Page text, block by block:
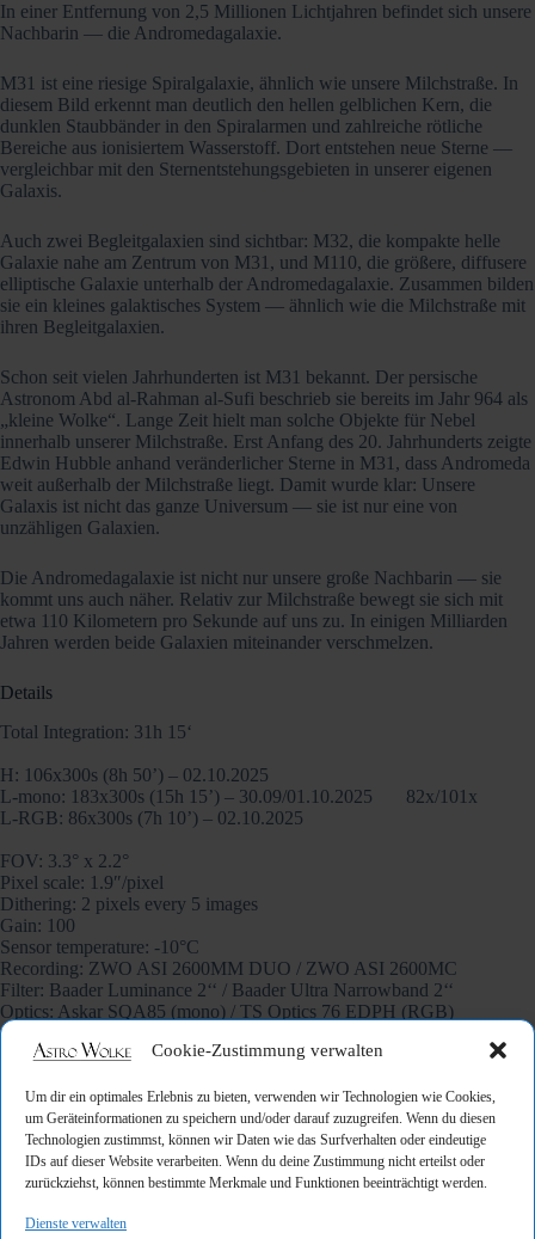
Cookie-Zustimmung verwalten
Um dir ein optimales Erlebnis zu bieten, verwenden wir Technologien wie Cookies,
um Geräteinformationen zu speichern und/oder darauf zuzugreifen. Wenn du diesen
Technologien zustimmst, können wir Daten wie das Surfverhalten oder eindeutige
IDs auf dieser Website verarbeiten. Wenn du deine Zustimmung nicht erteilst oder
zurückziehst, können bestimmte Merkmale und Funktionen beeinträchtigt werden.
Dienste verwalten
In einer Entfernung von 2,5 Millionen Lichtjahren befindet sich unsere
Nachbarin — die Andromedagalaxie.
M31 ist eine riesige Spiralgalaxie, ähnlich wie unsere Milchstraße. In
diesem Bild erkennt man deutlich den hellen gelblichen Kern, die
dunklen Staubbänder in den Spiralarmen und zahlreiche rötliche
Bereiche aus ionisiertem Wasserstoff. Dort entstehen neue Sterne —
vergleichbar mit den Sternentstehungsgebieten in unserer eigenen
Galaxis.
Auch zwei Begleitgalaxien sind sichtbar: M32, die kompakte helle
Galaxie nahe am Zentrum von M31, und M110, die größere, diffusere
elliptische Galaxie unterhalb der Andromedagalaxie. Zusammen bilden
sie ein kleines galaktisches System — ähnlich wie die Milchstraße mit
ihren Begleitgalaxien.
Schon seit vielen Jahrhunderten ist M31 bekannt. Der persische
Astronom Abd al-Rahman al-Sufi beschrieb sie bereits im Jahr 964 als
„kleine Wolke“. Lange Zeit hielt man solche Objekte für Nebel
innerhalb unserer Milchstraße. Erst Anfang des 20. Jahrhunderts zeigte
Edwin Hubble anhand veränderlicher Sterne in M31, dass Andromeda
weit außerhalb der Milchstraße liegt. Damit wurde klar: Unsere
Galaxis ist nicht das ganze Universum — sie ist nur eine von
unzähligen Galaxien.
Die Andromedagalaxie ist nicht nur unsere große Nachbarin — sie
kommt uns auch näher. Relativ zur Milchstraße bewegt sie sich mit
etwa 110 Kilometern pro Sekunde auf uns zu. In einigen Milliarden
Jahren werden beide Galaxien miteinander verschmelzen.
Details
Total Integration: 31h 15‘
H: 106x300s (8h 50’) – 02.10.2025
L-mono: 183x300s (15h 15’) – 30.09/01.10.2025 82x/101x
L-RGB: 86x300s (7h 10’) – 02.10.2025
FOV: 3.3° x 2.2°
Pixel scale: 1.9″/pixel
Dithering: 2 pixels every 5 images
Gain: 100
Sensor temperature: -10°C
Recording: ZWO ASI 2600MM DUO / ZWO ASI 2600MC
Filter: Baader Luminance 2‘‘ / Baader Ultra Narrowband 2‘‘
Optics: Askar SQA85 (mono) / TS Optics 76 EDPH (RGB)
Guiding: ASI 120 (ZWO OAG-L)
Mount: ZWO AM5N (mono) / Celestron AVX (RGB)
Software: PixInsight + Photoshop
Darks: 30
Flats: 20
Flat-Darks: 20